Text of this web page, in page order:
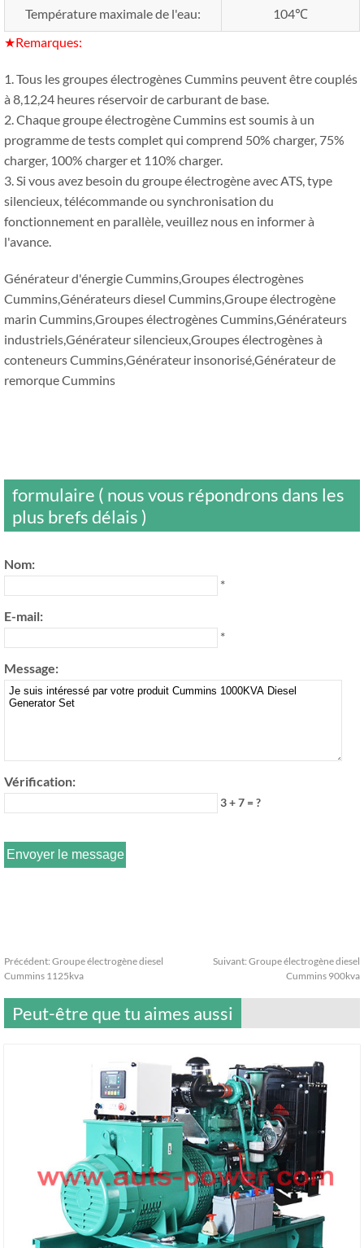
Température maximale de l'eau:
104℃
★Remarques:
1. Tous les groupes électrogènes Cummins peuvent être couplés
à 8,12,24 heures réservoir de carburant de base.
2. Chaque groupe électrogène Cummins est soumis à un
programme de tests complet qui comprend 50% charger, 75%
charger, 100% charger et 110% charger.
3. Si vous avez besoin du groupe électrogène avec ATS, type
silencieux, télécommande ou synchronisation du
fonctionnement en parallèle, veuillez nous en informer à
l'avance.
Générateur d'énergie Cummins,Groupes électrogènes
Cummins,Générateurs diesel Cummins,Groupe électrogène
marin Cummins,Groupes électrogènes Cummins,Générateurs
industriels,Générateur silencieux,Groupes électrogènes à
conteneurs Cummins,Générateur insonorisé,Générateur de
remorque Cummins
formulaire ( nous vous répondrons dans les
plus brefs délais )
Nom:
*
E-mail:
*
Message:
Vérification:
3 + 7 = ?
Précédent: Groupe électrogène diesel
Cummins 1125kva
Suivant: Groupe électrogène diesel
Cummins 900kva
Peut-être que tu aimes aussi